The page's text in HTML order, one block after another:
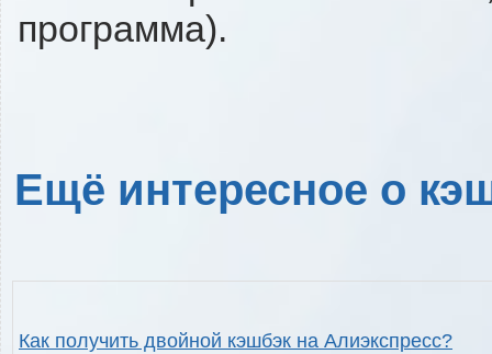
программа).
Ещё интересное о
Как получить двойной кэшбэк на Алиэкспресс?